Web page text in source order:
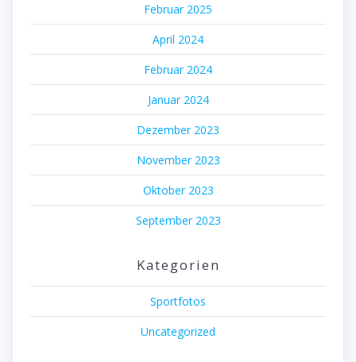
Februar 2025
April 2024
Februar 2024
Januar 2024
Dezember 2023
November 2023
Oktober 2023
September 2023
Kategorien
Sportfotos
Uncategorized